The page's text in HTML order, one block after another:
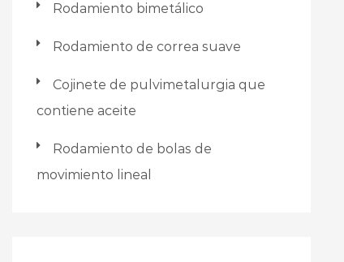
Rodamiento bimetálico
Rodamiento de correa suave
Cojinete de pulvimetalurgia que
contiene aceite
Rodamiento de bolas de
movimiento lineal